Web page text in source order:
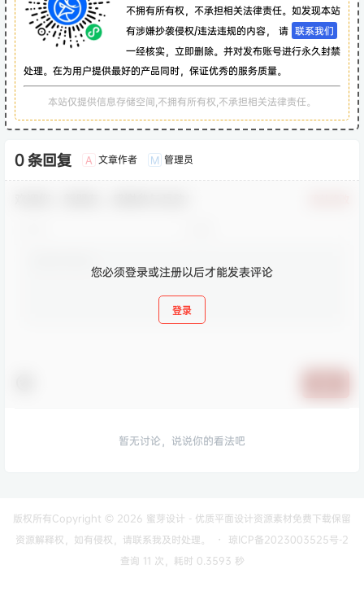
不拥有所有权，不承担相关法律责任。如发现本站
有涉嫌抄袭侵权/违法违规的内容， 请 联系我们
一经核实，立即删除。并对发布账号进行永久封禁
处理。在为用户提供最好的产品同时，保证优秀的服务质量。
本站仅提供信息存储空间,不拥有所有权,不承担相关法律责任。
0 条回复 A 文章作者 M 管理员
您必须登录或注册以后才能发表评论
登录
暂无讨论，说说你的看法吧
版权所有Copyright © 2026 蜜芽设计 - 优质平面设计资源素材免费下载保留
资源解释权，如有侵权，请联系我及时处理。
・
琼ICP备2023003525号-2
查询 11 次，耗时 0.3593 秒